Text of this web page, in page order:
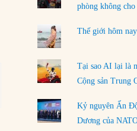
Trật tự thế giới mới: Các
phải chịu đựng?
30/07/2026
LOAD
phòng không
Thế giới hôm
Tại sao AI lại là
Cộng sản Trung
Kỷ nguyên Ấn
Dương của